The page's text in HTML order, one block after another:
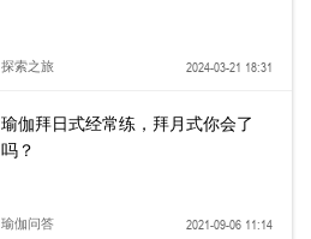
探索之旅 2024-03-21 18:31
瑜伽拜日式经常练，拜月式你会了
吗？
瑜伽问答 2021-09-06 11:14